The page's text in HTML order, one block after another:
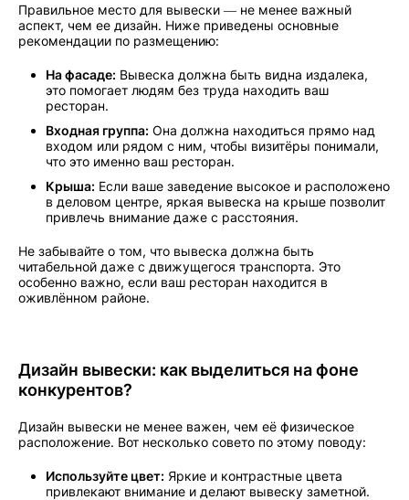
Правильное место для вывески — не менее важный
аспект, чем ее дизайн. Ниже приведены основные
рекомендации по размещению:
На фасаде: Вывеска должна быть видна издалека,
это помогает людям без труда находить ваш
ресторан.
Входная группа: Она должна находиться прямо над
входом или рядом с ним, чтобы визитёры понимали,
что это именно ваш ресторан.
Крыша: Если ваше заведение высокое и расположено
в деловом центре, яркая вывеска на крыше позволит
привлечь внимание даже с расстояния.
Не забывайте о том, что вывеска должна быть
читабельной даже с движущегося транспорта. Это
особенно важно, если ваш ресторан находится в
оживлённом районе.
Дизайн вывески: как выделиться на фоне
конкурентов?
Дизайн вывески не менее важен, чем её физическое
расположение. Вот несколько совето по этому поводу:
Используйте цвет: Яркие и контрастные цвета
привлекают внимание и делают вывеску заметной.